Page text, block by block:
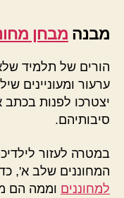
מבנה מבחן
הורים של תלמיד
ערעור ומעוניינים
יצטרכו לפנות
סיבותיהם.
במטרה לעזור
המחוננים שלב א',
למחוננים וממה הם